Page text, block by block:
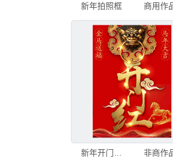
新年拍照框 商用作
非商作